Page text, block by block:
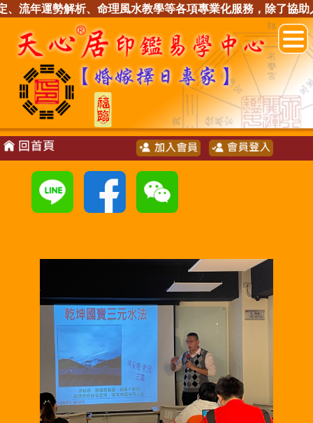
運勢解析、命理風水教學等各項專業化服務，除了協